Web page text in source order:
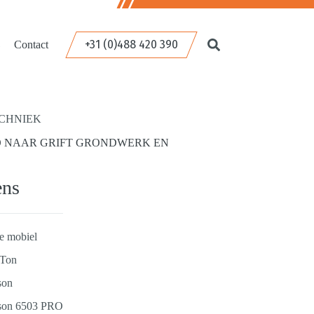
Contact +31 (0)488 420 390
NAAR GRIFT GRONDWERK EN
mobiel
6503 PRO